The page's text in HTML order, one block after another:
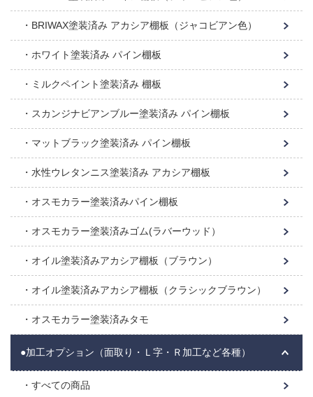
BRIWAX塗装済み アカシア棚板（ジャコビアン色）
ホワイト塗装済み パイン棚板
ミルクペイント塗装済み 棚板
スカンジナビアンブルー塗装済み パイン棚板
マットブラック塗装済み パイン棚板
水性ウレタンニス塗装済み アカシア棚板
オスモカラー塗装済みパイン棚板
オスモカラー塗装済みゴム(ラバーウッド）
オイル塗装済みアカシア棚板（ブラウン）
オイル塗装済みアカシア棚板（クラシックブラウン）
オスモカラー塗装済みタモ
●加工オプション（面取り・Ｌ字・Ｒ加工など各種）
すべての商品